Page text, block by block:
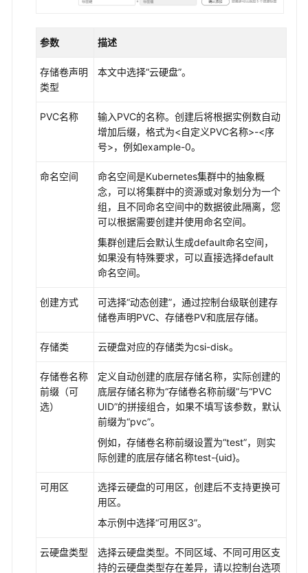
态
卷
有
态
卷
用
云
状
动
参数 描述
存储卷声明
类型
本文中选择“云硬盘”。
PVC名称
输入PVC的名称。创建后将根据实例数自动
增加后缀，格式为<自定义PVC名称>-<序
号>，例如example-0。
命名空间
命名空间是Kubernetes集群中的抽象概
念，可以将集群中的资源或对象划分为一个
组，且不同命名空间中的数据彼此隔离，您
可以根据需要创建并使用命名空间。
集群创建后会默认生成default命名空间，
如果没有特殊要求，可以直接选择default
命名空间。
创建方式 可选择“动态创建”，通过控制台级联创建存
储卷声明PVC、存储卷PV和底层存储。
存储类 云硬盘对应的存储类为csi-disk。
存储卷名称
前缀（可
选）
定义自动创建的底层存储名称，实际创建的
底层存储名称为“存储卷名称前缀”与“PVC
UID”的拼接组合，如果不填写该参数，默认
前缀为“pvc”。
例如，存储卷名称前缀设置为“test”，则实
际创建的底层存储名称test-{uid}。
可用区
选择云硬盘的可用区，创建后不支持更换可
用区。
本示例中选择“可用区3”。
云硬盘类型
选择云硬盘类型。不同区域、不同可用区支
持的云硬盘类型存在差异，请以控制台选项